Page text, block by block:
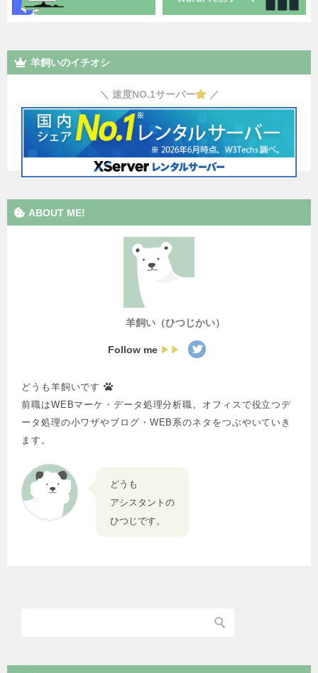
羊飼いのイチオシ
＼ 速度NO.1サーバー ／
ABOUT ME!
羊飼い（ひつじかい）
Follow me ▶▶
どうも羊飼いです
前職はWEBマーケ・データ処理分析職。オフィスで役立つデ
ータ処理の小ワザやブログ・WEB系のネタをつぶやいていき
ます。
どうも
アシスタントの
ひつじです。